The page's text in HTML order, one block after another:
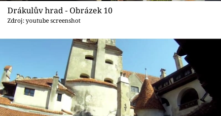
Drákulův hrad - Obrázek 10
Zdroj: youtube screenshot